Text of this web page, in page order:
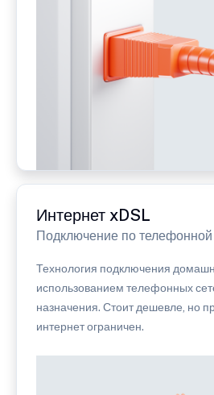
Интернет xDSL
Подключение по
Технология подключения
использованием телефонных
назначения. Стоит дешевле, но
интернет ограничен.